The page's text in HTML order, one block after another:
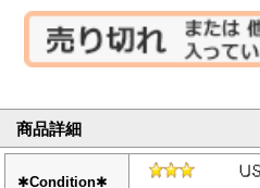
商品詳細
✱Condition✱